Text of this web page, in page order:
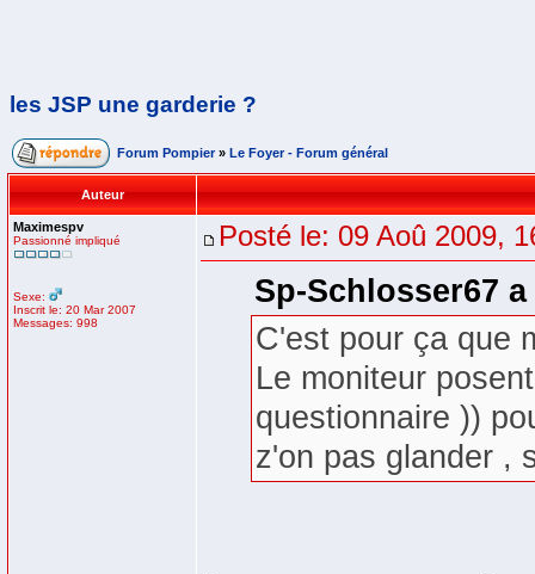
les JSP une garderie ?
Forum Pompier » Le Foyer - Forum général
Auteur
Maximespv
Passionné impliqué
Sexe:
Inscrit le: 20 Mar 2007
Messages: 998
Posté le: 09 Aoû 2009,
Sp-Schlosser67
C'est pour ça que
Le moniteur
questionnaire ))
z'on pas glander ,